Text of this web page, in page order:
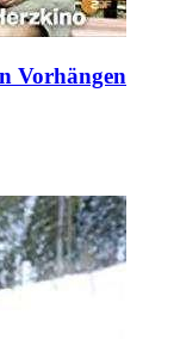
Vorhängen